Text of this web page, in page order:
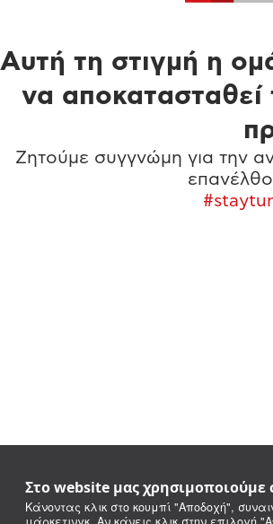
Στο website μας χρησιμοποιούμε
Κάνοντας κλικ στο κουμπί "Αποδοχή",
Αυτή τη στιγμή η
να αποκατασταθεί
Ζητούμε συγγνώμη για την